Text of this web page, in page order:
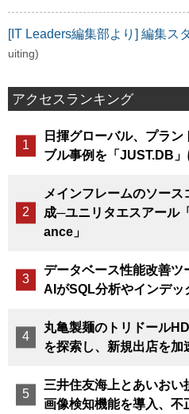
[IT Leaders編集部より] 編集ス
uiting)
アクセスランキング
日揮グローバル、プラ
ブル事例を「JUST.DB
メインフレームのソー
成─ユニリタエスアール
ance」
データベース性能改善ツ
AIがSQL分析やインデッ
丸亀製麺のトリドール
を探索し、新規出店を加
三井住友海上とあいおい
画像検知機能を導入、不